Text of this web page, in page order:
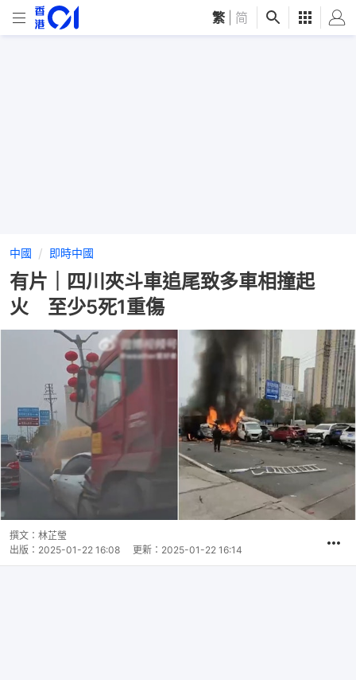
繁 简
中國 即時中國
有片｜四川夾斗車追尾致多車相撞起
火 至少5死1重傷
撰文： 林芷瑩
出版： 2025-01-22 16:08 更新： 2025-01-22 16:14